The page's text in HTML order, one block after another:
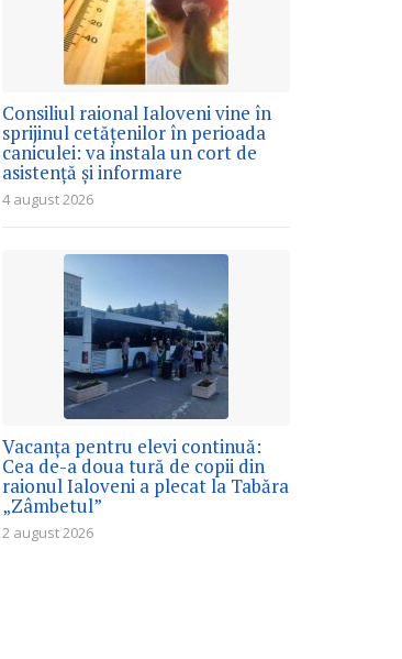
Consiliul raional Ialoveni vine în
sprijinul cetățenilor în perioada
caniculei: va instala un cort de
asistență și informare
4 august 2026
Vacanța pentru elevi continuă:
Cea de-a doua tură de copii din
raionul Ialoveni a plecat la Tabăra
„Zâmbetul”
2 august 2026